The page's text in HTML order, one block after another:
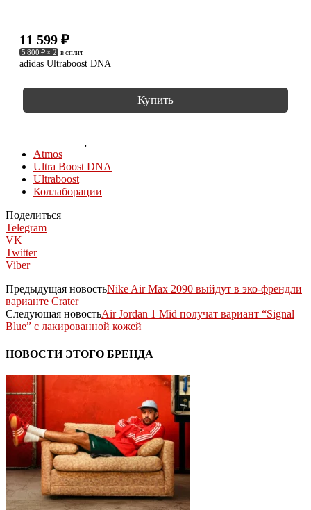
adidas Ultraboost DNA
11 599 ₽
5 800 ₽ × 2 в сплит
Купить
Atmos
Ultra Boost DNA
Ultraboost
Коллаборации
Поделиться
Telegram
VK
Twitter
Viber
Предыдущая новостьNike Air Max 2090 выйдут в эко-френдли
варианте Crater
Следующая новостьAir Jordan 1 Mid получат вариант “Signal
Blue” с лакированной кожей
НОВОСТИ ЭТОГО БРЕНДА